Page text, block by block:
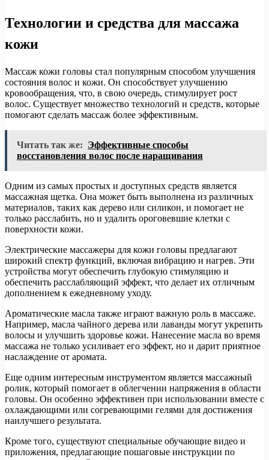
Технологии и средства для массажа
кожи
Массаж кожи головы стал популярным способом улучшения
состояния волос и кожи. Он способствует улучшению
кровообращения, что, в свою очередь, стимулирует рост
волос. Существует множество технологий и средств, которые
помогают сделать массаж более эффективным.
Читать так же: Эффективные способы
восстановления волос после наращивания
Одним из самых простых и доступных средств является
массажная щетка. Она может быть выполнена из различных
материалов, таких как дерево или силикон, и помогает не
только расслабить, но и удалить ороговевшие клетки с
поверхности кожи.
Электрические массажеры для кожи головы предлагают
широкий спектр функций, включая вибрацию и нагрев. Эти
устройства могут обеспечить глубокую стимуляцию и
обеспечить расслабляющий эффект, что делает их отличным
дополнением к ежедневному уходу.
Ароматические масла также играют важную роль в массаже.
Например, масла чайного дерева или лаванды могут укрепить
волосы и улучшить здоровье кожи. Нанесение масла во время
массажа не только усиливает его эффект, но и дарит приятное
наслаждение от аромата.
Еще одним интересным инструментом является массажный
ролик, который помогает в облегчении напряжения в области
головы. Он особенно эффективен при использовании вместе с
охлаждающими или согревающими гелями для достижения
наилучшего результата.
Кроме того, существуют специальные обучающие видео и
приложения, предлагающие пошаговые инструкции по